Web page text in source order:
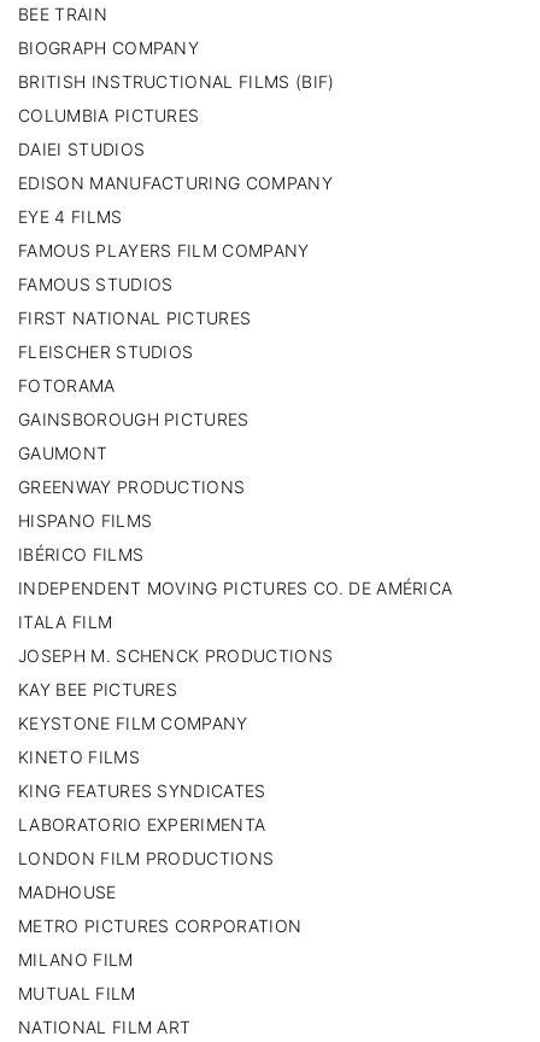
BEE TRAIN
BIOGRAPH COMPANY
BRITISH INSTRUCTIONAL FILMS (BIF)
COLUMBIA PICTURES
DAIEI STUDIOS
EDISON MANUFACTURING COMPANY
EYE 4 FILMS
FAMOUS PLAYERS FILM COMPANY
FAMOUS STUDIOS
FIRST NATIONAL PICTURES
FLEISCHER STUDIOS
FOTORAMA
GAINSBOROUGH PICTURES
GAUMONT
GREENWAY PRODUCTIONS
HISPANO FILMS
IBÉRICO FILMS
INDEPENDENT MOVING PICTURES CO. DE AMÉRICA
ITALA FILM
JOSEPH M. SCHENCK PRODUCTIONS
KAY BEE PICTURES
KEYSTONE FILM COMPANY
KINETO FILMS
KING FEATURES SYNDICATES
LABORATORIO EXPERIMENTA
LONDON FILM PRODUCTIONS
MADHOUSE
METRO PICTURES CORPORATION
MILANO FILM
MUTUAL FILM
NATIONAL FILM ART